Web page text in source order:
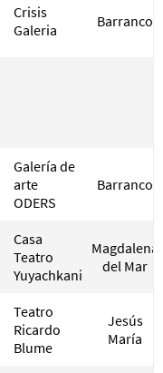
Crisis
Galeria
Barranco
Galería de
arte
ODERS
Barranco
Casa
Teatro
Yuyachkani
Magdalena
del Mar
Teatro
Ricardo
Blume
Jesús
María